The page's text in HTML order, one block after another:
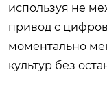
используя не
привод с
моментально
культур без